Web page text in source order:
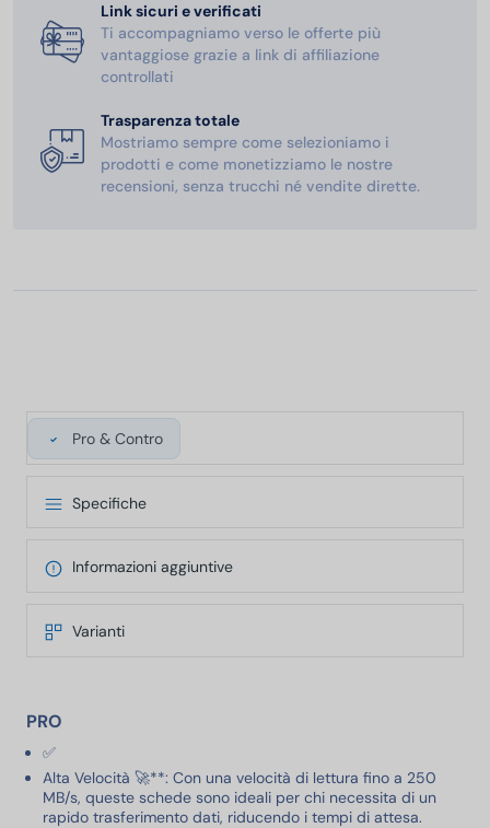
Link sicuri e verificati
Ti accompagniamo verso le offerte più
vantaggiose grazie a link di affiliazione
controllati
Trasparenza totale
Mostriamo sempre come selezioniamo i
prodotti e come monetizziamo le nostre
recensioni, senza trucchi né vendite dirette.
Pro & Contro
Specifiche
Informazioni aggiuntive
Varianti
PRO
✅
Alta Velocità 🚀**: Con una velocità di lettura fino a 250
MB/s, queste schede sono ideali per chi necessita di un
rapido trasferimento dati, riducendo i tempi di attesa.